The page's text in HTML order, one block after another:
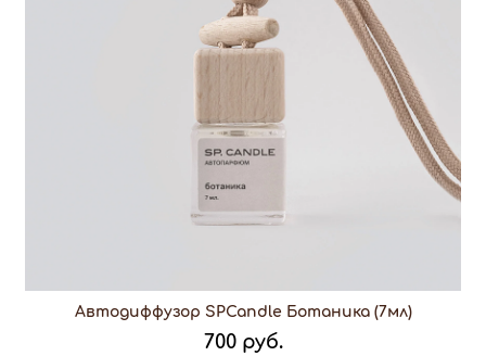
Автодиффузор SPCandle Ботаника (7мл)
700 руб.